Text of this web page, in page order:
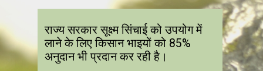
राज्य सरकार सूक्ष्म सिंचाई को उपयोग में
लाने के लिए किसान भाइयों को 85%
अनुदान भी प्रदान कर रही है।